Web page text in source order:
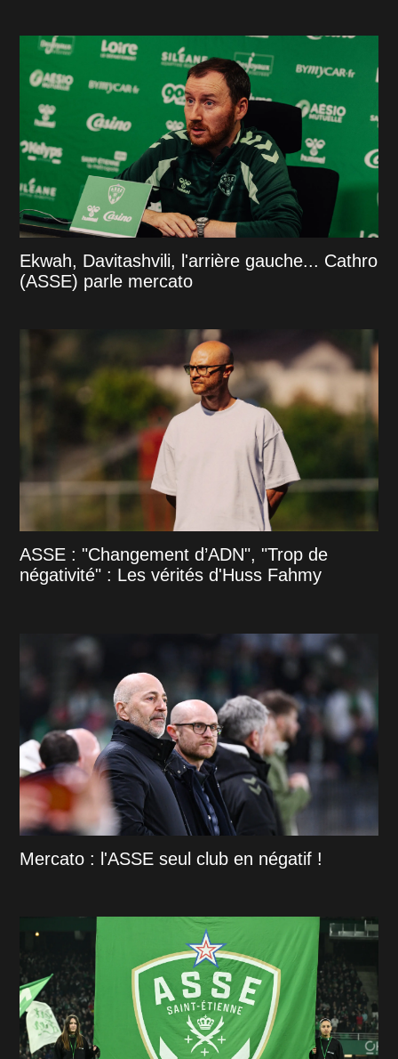
Ekwah, Davitashvili, l'arrière gauche... Cathro
(ASSE) parle mercato
ASSE : "Changement d’ADN", "Trop de
négativité" : Les vérités d'Huss Fahmy
Mercato : l'ASSE seul club en négatif !